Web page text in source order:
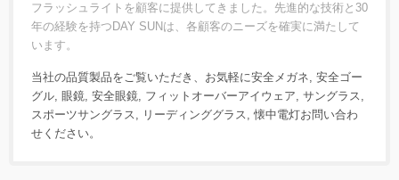
フラッシュライトを顧客に提供してきました。先進的な技術と30
年の経験を持つDAY SUNは、各顧客のニーズを確実に満たして
います。
当社の品質製品をご覧いただき、お気軽に安全メガネ, 安全ゴー
グル, 眼鏡, 安全眼鏡, フィットオーバーアイウェア, サングラス,
スポーツサングラス, リーディンググラス, 懐中電灯お問い合わ
せ ください。